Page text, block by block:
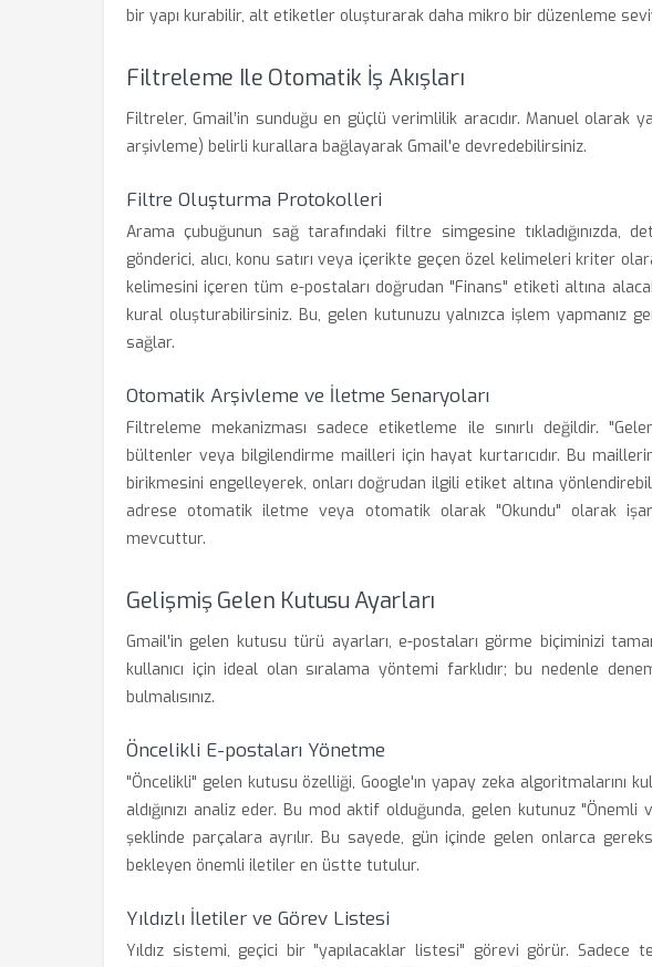
bir yapı kurabilir, alt etiketler oluşturarak daha mikro bir düzenleme
Filtreleme Ile Otomatik İş Akışları
Filtreler, Gmail’in sunduğu en güçlü verimlilik aracıdır. Manuel olarak
arşivleme) belirli kurallara bağlayarak Gmail'e devredebilirsiniz.
Filtre Oluşturma Protokolleri
Arama çubuğunun sağ tarafındaki filtre simgesine tıkladığınızda,
gönderici, alıcı, konu satırı veya içerikte geçen özel kelimeleri kriter
kelimesini içeren tüm e-postaları doğrudan "Finans" etiketi altına
kural oluşturabilirsiniz. Bu, gelen kutunuzu yalnızca işlem yapmanız
sağlar.
Otomatik Arşivleme ve İletme Senaryoları
Filtreleme mekanizması sadece etiketleme ile sınırlı değildir.
bültenler veya bilgilendirme mailleri için hayat kurtarıcıdır. Bu
birikmesini engelleyerek, onları doğrudan ilgili etiket altına
adrese otomatik iletme veya otomatik olarak "Okundu" olarak
mevcuttur.
Gelişmiş Gelen Kutusu Ayarları
Gmail'in gelen kutusu türü ayarları, e-postaları görme biçiminizi
kullanıcı için ideal olan sıralama yöntemi farklıdır; bu nedenle
bulmalısınız.
Öncelikli E-postaları Yönetme
"Öncelikli" gelen kutusu özelliği, Google'ın yapay zeka algoritmalarını
aldığınızı analiz eder. Bu mod aktif olduğunda, gelen kutunuz "Önemli
şeklinde parçalara ayrılır. Bu sayede, gün içinde gelen onlarca
bekleyen önemli iletiler en üstte tutulur.
Yıldızlı İletiler ve Görev Listesi
Yıldız sistemi, geçici bir "yapılacaklar listesi" görevi görür. Sadece